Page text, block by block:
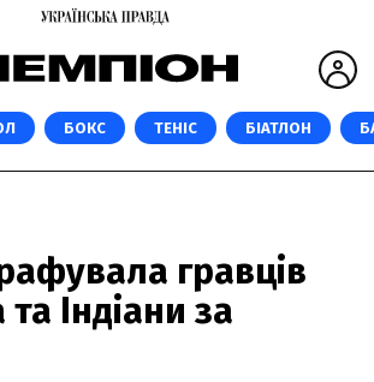
БОКС ТЕНІС БІАТЛОН
гравців
Індіани за